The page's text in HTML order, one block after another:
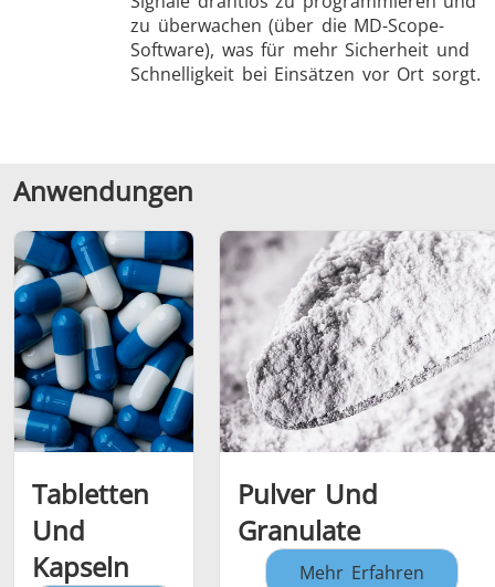
zu überwachen (über die MD-Scope-
Software), was für mehr Sicherheit und
Schnelligkeit bei Einsätzen vor Ort sorgt.
Anwendungen
Tabletten
Und
Kapseln
Pulver Und
Granulate
Mehr Erfahren